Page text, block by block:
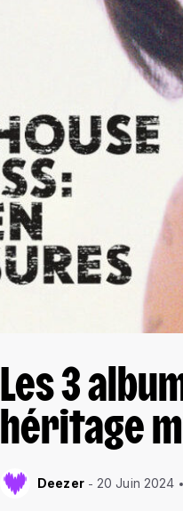
Les 3
héritage
Deezer 20 Juin 2024